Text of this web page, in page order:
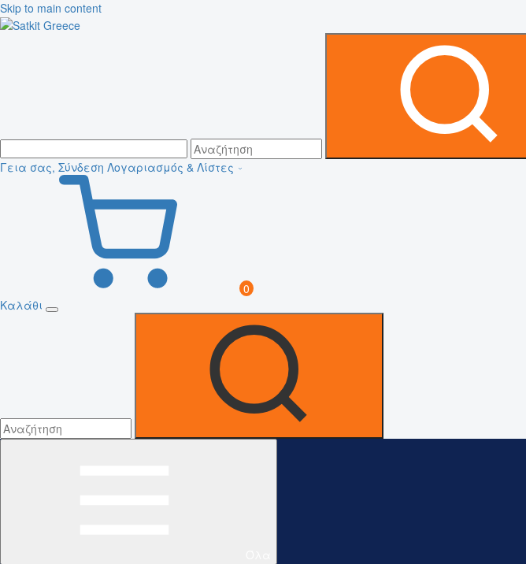
Skip to main content
Γεια σας, Σύνδεση Λογαριασμός & Λίστες
0
Καλάθι